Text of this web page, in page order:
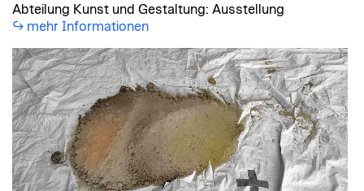
Abteilung Kunst und Gestaltung: Ausstellung
mehr Informationen